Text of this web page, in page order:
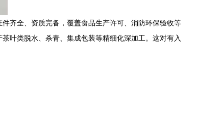
齐全、资质完备，覆盖食品生产许可、消防环保验收等
叶类脱水、杀青、集成包装等精细化深加工。这对有入